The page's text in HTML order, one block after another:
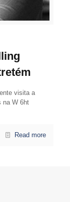
visita a
na W 6ht
Read more